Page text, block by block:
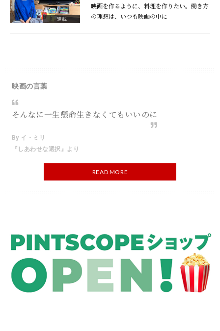
連載
映画を作るように、料理を作りたい。働き方
の理想は、いつも映画の中に
映画の言葉
そんなに一生懸命生きなくてもいいのに
By イ・ミリ
『しあわせな選択』より
READ MORE